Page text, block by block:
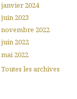
janvier 2024
juin 2023
novembre 2022
juin 2022
mai 2022
Toutes les archives